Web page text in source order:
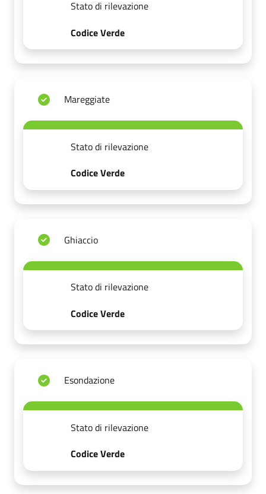
Stato di rilevazione
Codice Verde
Mareggiate
Stato di rilevazione
Codice Verde
Ghiaccio
Stato di rilevazione
Codice Verde
Esondazione
Stato di rilevazione
Codice Verde